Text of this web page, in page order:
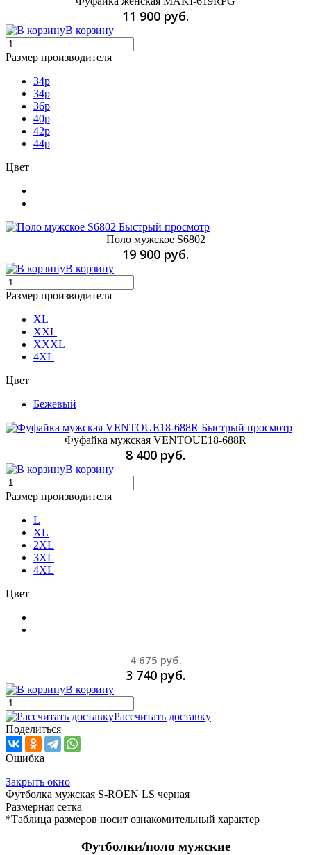
11 900 руб.
В корзину
Размер производителя
34р
34p
36p
40p
42p
44p
Цвет
Быстрый просмотр
Поло мужское S6802
19 900 руб.
В корзину
Размер производителя
XL
XXL
XXXL
4XL
Цвет
Бежевый
Быстрый просмотр
Фуфайка мужская VENTOUE18-688R
8 400 руб.
В корзину
Размер производителя
L
XL
2XL
3XL
4XL
Цвет
4 675 руб.
3 740 руб.
В корзину
Рассчитать доставку
Поделиться
Ошибка
Закрыть окно
Футболка мужская S-ROEN LS черная
Размерная сетка
*Таблица размеров носит ознакомительный характер
Футболки/поло мужские